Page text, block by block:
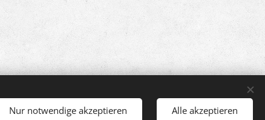
Nur notwendige akzeptieren Alle akzeptieren